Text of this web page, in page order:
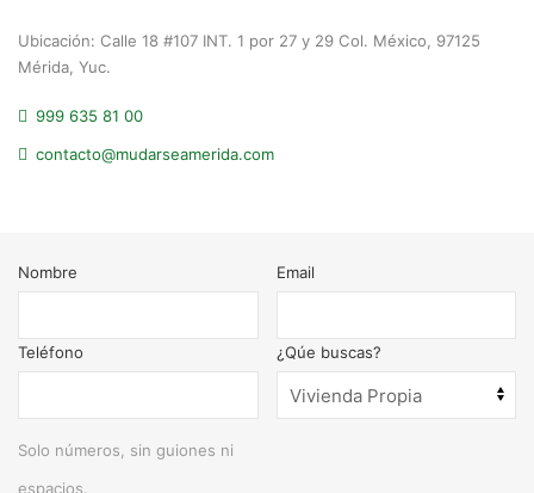
Ubicación: Calle 18 #107 INT. 1 por 27 y 29 Col. México, 97125
Mérida, Yuc.
999 635 81 00
contacto@mudarseamerida.com
Nombre Email
Teléfono
Solo números, sin guiones ni
espacios.
¿Qúe buscas?